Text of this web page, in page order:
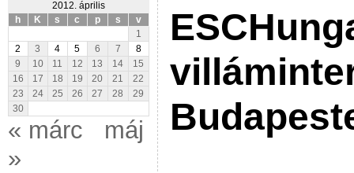
2012. április
h
K s c p s
v
1
2
3 4 5 6 7
8
9
10 11 12 13 14
15
16
17 18 19 20 21
22
23
24 25 26 27 28
29
30
« márc
máj
»